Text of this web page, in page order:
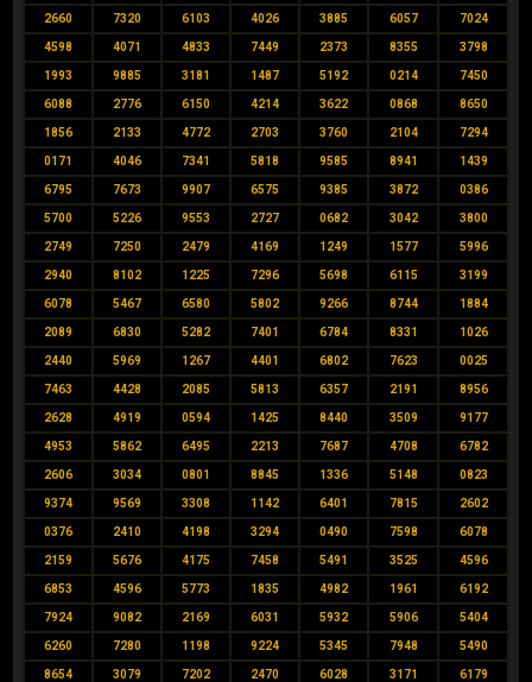
2660 7320 6103 4026 3885 6057 7024
4598 4071 4833 7449 2373 8355 3798
1993 9885 3181 1487 5192 0214 7450
6088 2776 6150 4214 3622 0868 8650
1856 2133 4772 2703 3760 2104 7294
0171 4046 7341 5818 9585 8941 1439
6795 7673 9907 6575 9385 3872 0386
5700 5226 9553 2727 0682 3042 3800
2749 7250 2479 4169 1249 1577 5996
2940 8102 1225 7296 5698 6115 3199
6078 5467 6580 5802 9266 8744 1884
2089 6830 5282 7401 6784 8331 1026
2440 5969 1267 4401 6802 7623 0025
7463 4428 2085 5813 6357 2191 8956
2628 4919 0594 1425 8440 3509 9177
4953 5862 6495 2213 7687 4708 6782
2606 3034 0801 8845 1336 5148 0823
9374 9569 3308 1142 6401 7815 2602
0376 2410 4198 3294 0490 7598 6078
2159 5676 4175 7458 5491 3525 4596
6853 4596 5773 1835 4982 1961 6192
7924 9082 2169 6031 5932 5906 5404
6260 7280 1198 9224 5345 7948 5490
8654 3079 7202 2470 6028 3171 6179